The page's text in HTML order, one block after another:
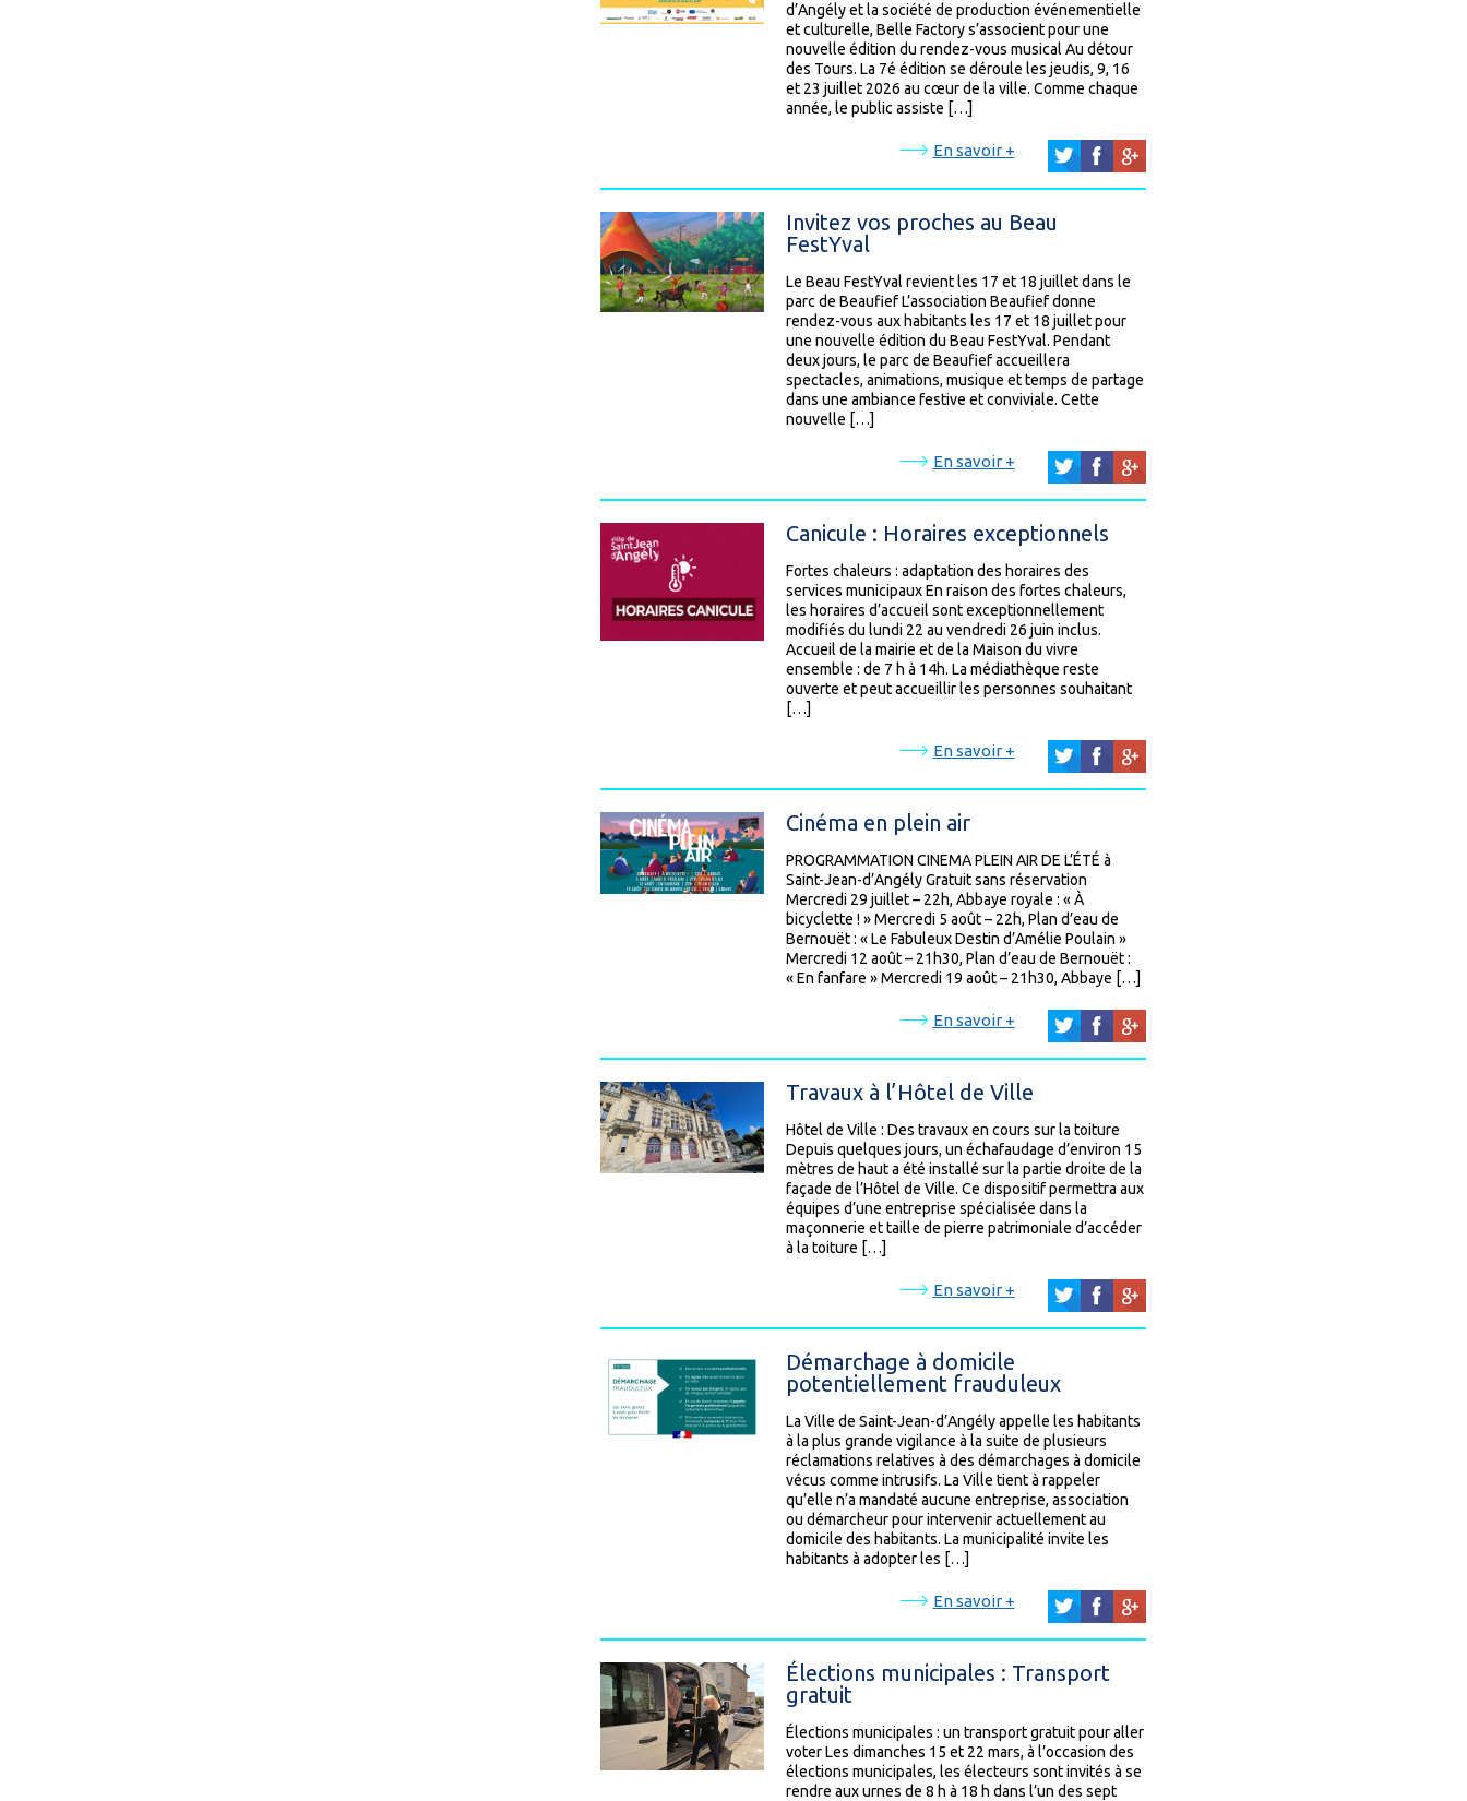
d’Angély et la société de production événementielle
et culturelle, Belle Factory s’associent pour une
nouvelle édition du rendez-vous musical Au détour
des Tours. La 7é édition se déroule les jeudis, 9, 16
et 23 juillet 2026 au cœur de la ville. Comme chaque
année, le public assiste […]
En savoir +
Invitez vos proches au Beau
FestYval
Le Beau FestYval revient les 17 et 18 juillet dans le
parc de Beaufief L’association Beaufief donne
rendez-vous aux habitants les 17 et 18 juillet pour
une nouvelle édition du Beau FestYval. Pendant
deux jours, le parc de Beaufief accueillera
spectacles, animations, musique et temps de partage
dans une ambiance festive et conviviale. Cette
nouvelle […]
En savoir +
Canicule : Horaires exceptionnels
Fortes chaleurs : adaptation des horaires des
services municipaux En raison des fortes chaleurs,
les horaires d’accueil sont exceptionnellement
modifiés du lundi 22 au vendredi 26 juin inclus.
Accueil de la mairie et de la Maison du vivre
ensemble : de 7 h à 14h. La médiathèque reste
ouverte et peut accueillir les personnes souhaitant
[…]
En savoir +
Cinéma en plein air
PROGRAMMATION CINEMA PLEIN AIR DE L’ÉTÉ à
Saint-Jean-d’Angély Gratuit sans réservation
Mercredi 29 juillet – 22h, Abbaye royale : « À
bicyclette ! » Mercredi 5 août – 22h, Plan d’eau de
Bernouët : « Le Fabuleux Destin d’Amélie Poulain »
Mercredi 12 août – 21h30, Plan d’eau de Bernouët :
« En fanfare » Mercredi 19 août – 21h30, Abbaye […]
En savoir +
Travaux à l’Hôtel de Ville
Hôtel de Ville : Des travaux en cours sur la toiture
Depuis quelques jours, un échafaudage d’environ 15
mètres de haut a été installé sur la partie droite de la
façade de l’Hôtel de Ville. Ce dispositif permettra aux
équipes d’une entreprise spécialisée dans la
maçonnerie et taille de pierre patrimoniale d’accéder
à la toiture […]
En savoir +
Démarchage à domicile
potentiellement frauduleux
La Ville de Saint-Jean-d’Angély appelle les habitants
à la plus grande vigilance à la suite de plusieurs
réclamations relatives à des démarchages à domicile
vécus comme intrusifs. La Ville tient à rappeler
qu’elle n’a mandaté aucune entreprise, association
ou démarcheur pour intervenir actuellement au
domicile des habitants. La municipalité invite les
habitants à adopter les […]
En savoir +
Élections municipales : Transport
gratuit
Élections municipales : un transport gratuit pour aller
voter Les dimanches 15 et 22 mars, à l’occasion des
élections municipales, les électeurs sont invités à se
rendre aux urnes de 8 h à 18 h dans l’un des sept